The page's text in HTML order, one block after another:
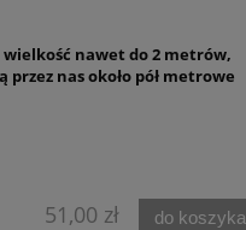
nawet do 2 metrów,
nas około pół metrowe
51,00 zł do koszyka